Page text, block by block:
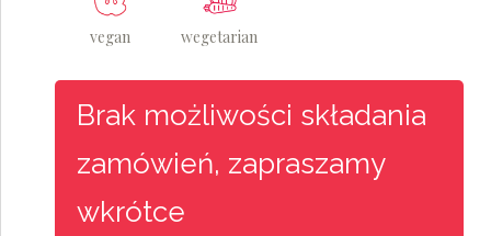
vegan wegetarian